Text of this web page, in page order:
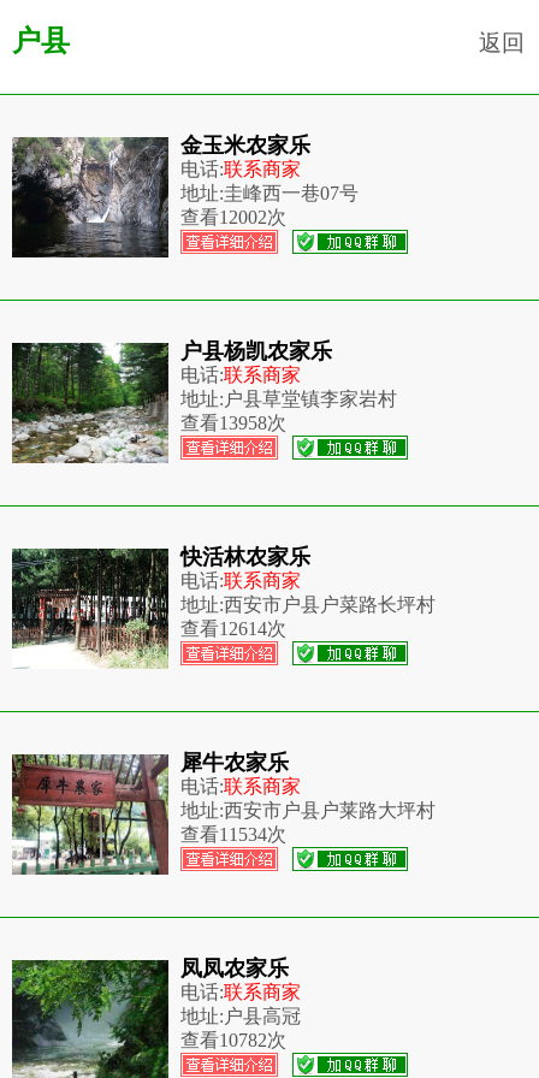
户县 返回
金玉米农家乐
电话:联系商家
地址:圭峰西一巷07号
查看12002次
户县杨凯农家乐
电话:联系商家
地址: 户县草堂镇李家岩村
查看13958次
快活林农家乐
电话:联系商家
地址:西安市户县户菜路长坪村
查看12614次
犀牛农家乐
电话:联系商家
地址:西安市户县户莱路大坪村
查看11534次
凤凤农家乐
电话:联系商家
地址: 户县高冠
查看10782次